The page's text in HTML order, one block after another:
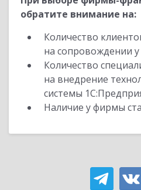
обратите внимание на:
Количество
на сопровождении
Количество
на внедрение
системы
Наличие у фирмы